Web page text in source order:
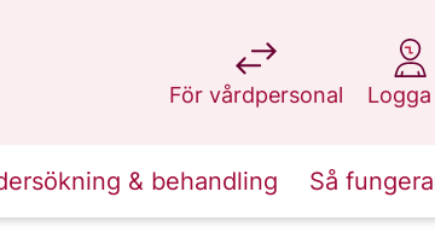
För vårdpersonal
på 1177.se
på
& behandling Så